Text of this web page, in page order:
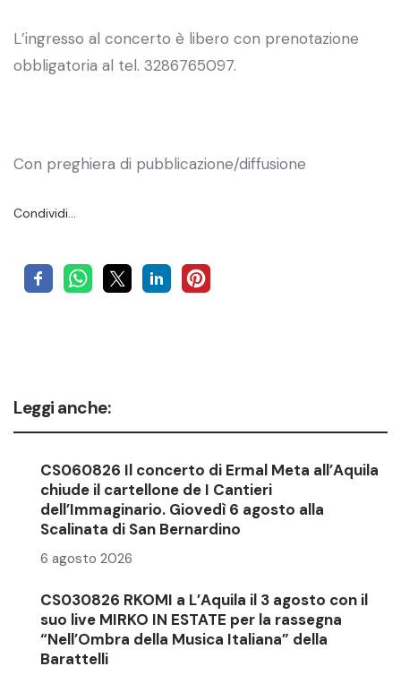
L’ingresso al concerto è libero con prenotazione
obbligatoria al tel. 3286765097.
Con preghiera di pubblicazione/diffusione
Condividi…
Leggi anche:
CS060826 Il concerto di Ermal Meta all’Aquila
chiude il cartellone de I Cantieri
dell’Immaginario. Giovedì 6 agosto alla
Scalinata di San Bernardino
6 agosto 2026
CS030826 RKOMI a L’Aquila il 3 agosto con il
suo live MIRKO IN ESTATE per la rassegna
“Nell’Ombra della Musica Italiana” della
Barattelli